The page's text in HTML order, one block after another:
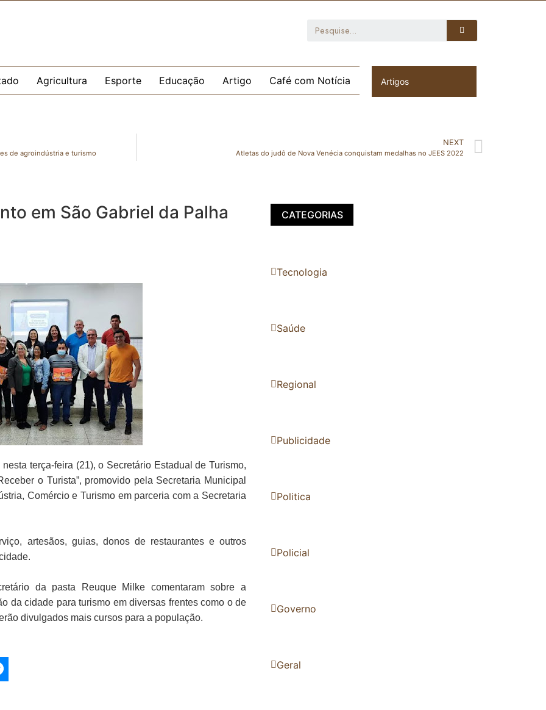
Agricultura Esporte Educação Artigo Café com Notícia Artigos
de agroindústria e turismo
NEXT
Atletas do judô de Nova Venécia conquistam medalhas no JEES 2022
em São Gabriel da Palha
terça-feira (21), o Secretário Estadual de Turismo,
o Turista”, promovido pela Secretaria Municipal
Comércio e Turismo em parceria com a Secretaria
artesãos, guias, donos de restaurantes e outros
da pasta Reuque Milke comentaram sobre a
da cidade para turismo em diversas frentes como o de
divulgados mais cursos para a população.
CATEGORIAS
Tecnologia
Saúde
Regional
Publicidade
Politica
Policial
Governo
Geral